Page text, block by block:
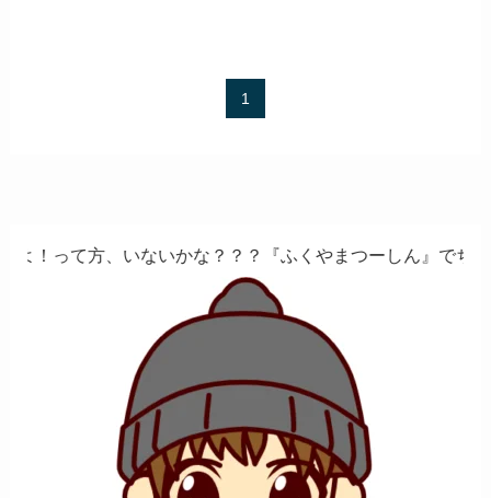
1
かな？？？『ふくやまつーしん』でちょっとしたバイト、